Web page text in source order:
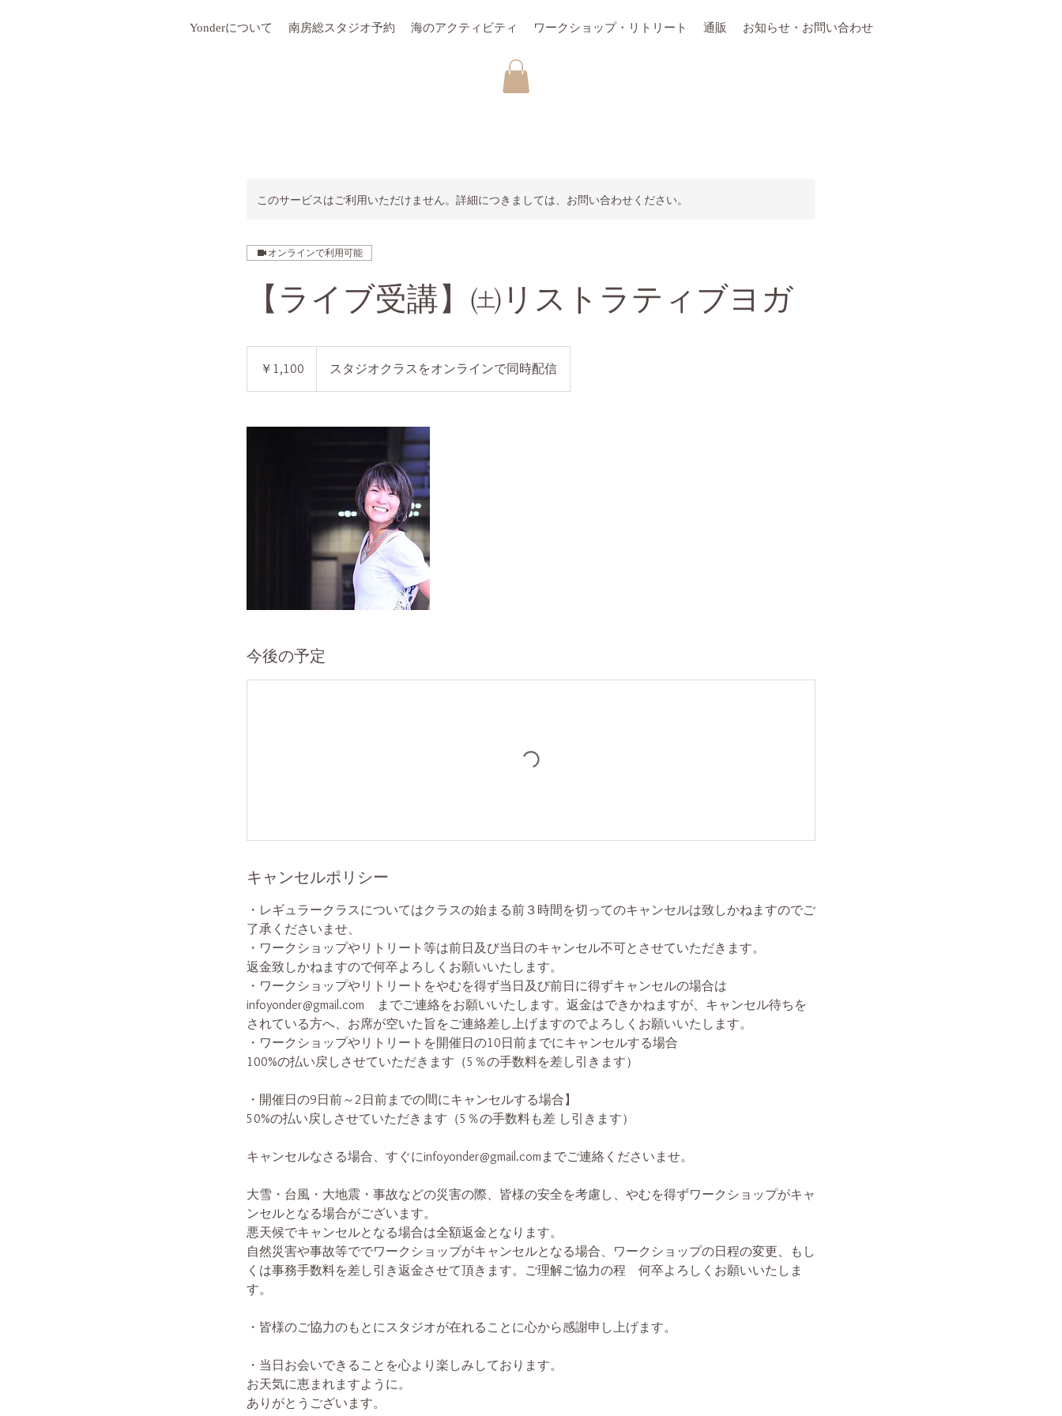
Yonderについて 南房総スタジオ予約 海のアクティビティ ワークショップ・リトリート 通販 お知らせ・お問い合わせ
このサービスはご利用いただけません。詳細につきましては、お問い合わせください。
オンラインで利用可能
【ライブ受講】㈯リストラティブヨガ
￥1,100 スタジオクラスをオンラインで同時配信
今後の予定
キャンセルポリシー
・レギュラークラスについてはクラスの始まる前３時間を切ってのキャンセルは致しかねますのでご
了承くださいませ、
・ワークショップやリトリート等は前日及び当日のキャンセル不可とさせていただきます。
返金致しかねますので何卒よろしくお願いいたします。
・ワークショップやリトリートをやむを得ず当日及び前日に得ずキャンセルの場合は
infoyonder@gmail.com までご連絡をお願いいたします。返金はできかねますが、キャンセル待ちを
されている方へ、お席が空いた旨をご連絡差し上げますのでよろしくお願いいたします。
・ワークショップやリトリートを開催日の10日前までにキャンセルする場合
100%の払い戻しさせていただきます（5％の手数料を差し引きます）
・開催日の9日前～2日前までの間にキャンセルする場合】
50%の払い戻しさせていただきます（5％の手数料も差 し引きます）
キャンセルなさる場合、すぐにinfoyonder@gmail.comまでご連絡くださいませ。
大雪・台風・大地震・事故などの災害の際、皆様の安全を考慮し、やむを得ずワークショップがキャ
ンセルとなる場合がございます。
悪天候でキャンセルとなる場合は全額返金となります。
自然災害や事故等ででワークショップがキャンセルとなる場合、ワークショップの日程の変更、もし
くは事務手数料を差し引き返金させて頂きます。ご理解ご協力の程 何卒よろしくお願いいたしま
す。
・皆様のご協力のもとにスタジオが在れることに心から感謝申し上げます。
・当日お会いできることを心より楽しみしております。
お天気に恵まれますように。
ありがとうございます。